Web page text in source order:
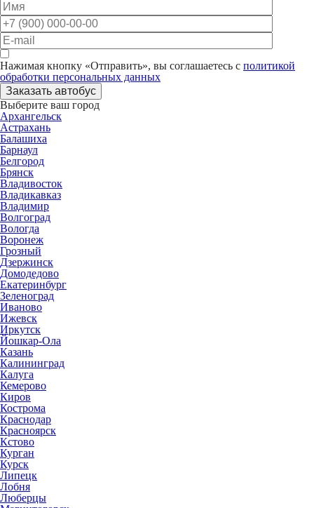
Нажимая кнопку «Отправить», вы соглашаетесь с политикой
обработки персональных данных
Заказать автобус
Выберите ваш город
Архангельск
Астрахань
Балашиха
Барнаул
Белгород
Брянск
Владивосток
Владикавказ
Владимир
Волгоград
Вологда
Воронеж
Грозный
Дзержинск
Домодедово
Екатеринбург
Зеленоград
Иваново
Ижевск
Иркутск
Йошкар-Ола
Казань
Калининград
Калуга
Кемерово
Киров
Кострома
Краснодар
Красноярск
Кстово
Курган
Курск
Липецк
Лобня
Люберцы